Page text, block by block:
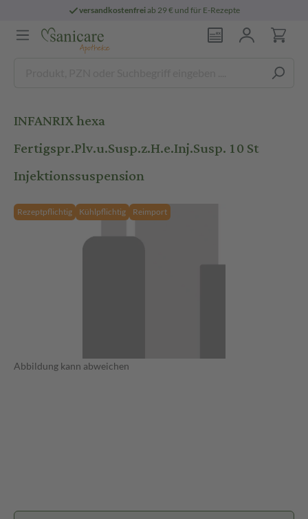
versandkostenfreiab 29 € und für E-Rezepte
INFANRIX hexa
Fertigspr.Plv.u.Susp.z.H.e.Inj.Susp. 10 St
Injektionssuspension
Rezeptpflichtig Kühlpflichtig Reimport
Abbildung kann abweichen